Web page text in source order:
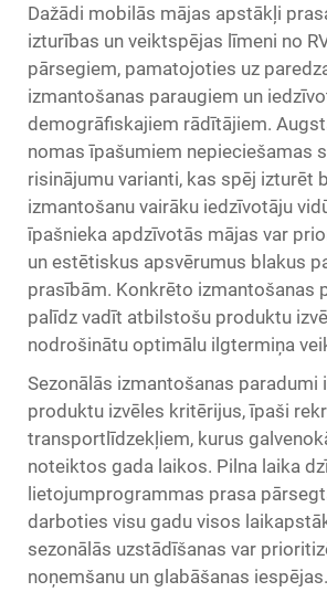
Dažādi mobilās mājas apstākļi
izturības un veiktspējas līmeni no
pārsegiem, pamatojoties uz
izmantošanas paraugiem un
demogrāfiskajiem rādītājiem.
nomas īpašumiem nepieciešamas
risinājumu varianti, kas spēj izturēt
izmantošanu vairāku iedzīvotāju
īpašnieka apdzīvotās mājas var
un estētiskus apsvērumus blakus
prasībām. Konkrēto izmantošanas
palīdz vadīt atbilstošu produktu
nodrošinātu optimālu ilgtermiņa
Sezonālās izmantošanas paradumi
produktu izvēles kritērijus, īpaši
transportlīdzekļiem, kurus
noteiktos gada laikos. Pilna laika
lietojumprogrammas prasa
darboties visu gadu visos
sezonālās uzstādīšanas var
noņemšanu un glabāšanas